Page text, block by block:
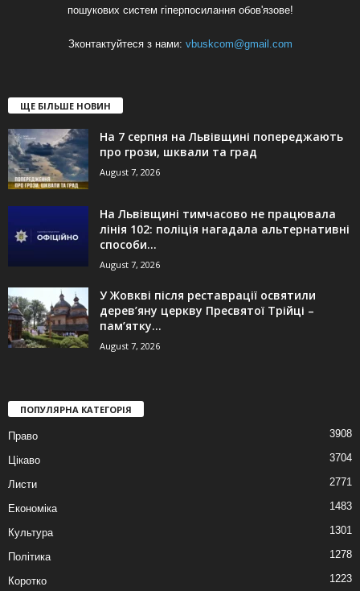
пошукових систем гіперпосилання обов'язове!
Зконтактуйтеся з нами: vbuskcom@gmail.com
ЩЕ БІЛЬШЕ НОВИН
На 7 серпня на Львівщині попереджають
про грози, шквали та град
August 7, 2026
На Львівщині тимчасово не працювала
лінія 102: поліція нагадала альтернативні
способи...
August 7, 2026
У Жовкві після реставрації освятили
дерев’яну церкву Пресвятої Трійці –
пам’ятку...
August 7, 2026
ПОПУЛЯРНА КАТЕГОРІЯ
Право 3908
Цікаво 3704
Листи 2771
Економіка 1483
Культура 1301
Політика 1278
Коротко 1223